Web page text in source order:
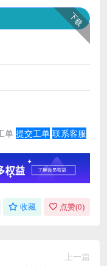
下载
单 提交工单 联系客服
收藏 点赞(0)
上一篇